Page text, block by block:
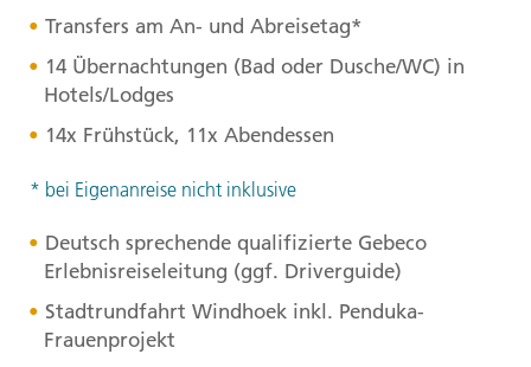
Transfers am An- und Abreisetag*
14 Übernachtungen (Bad oder Dusche/WC) in
Hotels/Lodges
14x Frühstück, 11x Abendessen
* bei Eigenanreise nicht inklusive
Deutsch sprechende qualifizierte Gebeco
Erlebnisreiseleitung (ggf. Driverguide)
Stadtrundfahrt Windhoek inkl. Penduka-
Frauenprojekt